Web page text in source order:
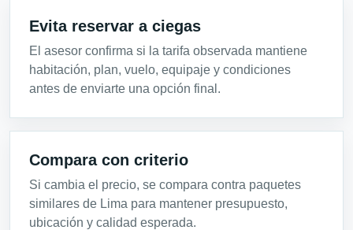
Evita reservar a ciegas
El asesor confirma si la tarifa observada mantiene
habitación, plan, vuelo, equipaje y condiciones
antes de enviarte una opción final.
Compara con criterio
Si cambia el precio, se compara contra paquetes
similares de Lima para mantener presupuesto,
ubicación y calidad esperada.